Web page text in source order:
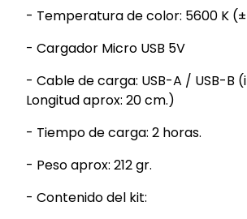
- Temperatura de color: 5600 K (
- Cargador Micro USB 5V
- Cable de carga: USB-A / USB-B
Longitud aprox: 20 cm.)
- Tiempo de carga: 2 horas.
- Peso aprox: 212 gr.
- Contenido del kit: